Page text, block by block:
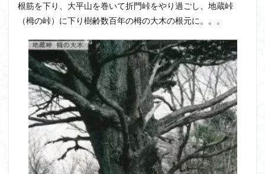
根筋を下り、大平山を巻いて折門峠をやり過ごし、地蔵峠
（栂の峠）に下り樹齢数百年の栂の大木の根元に。。。